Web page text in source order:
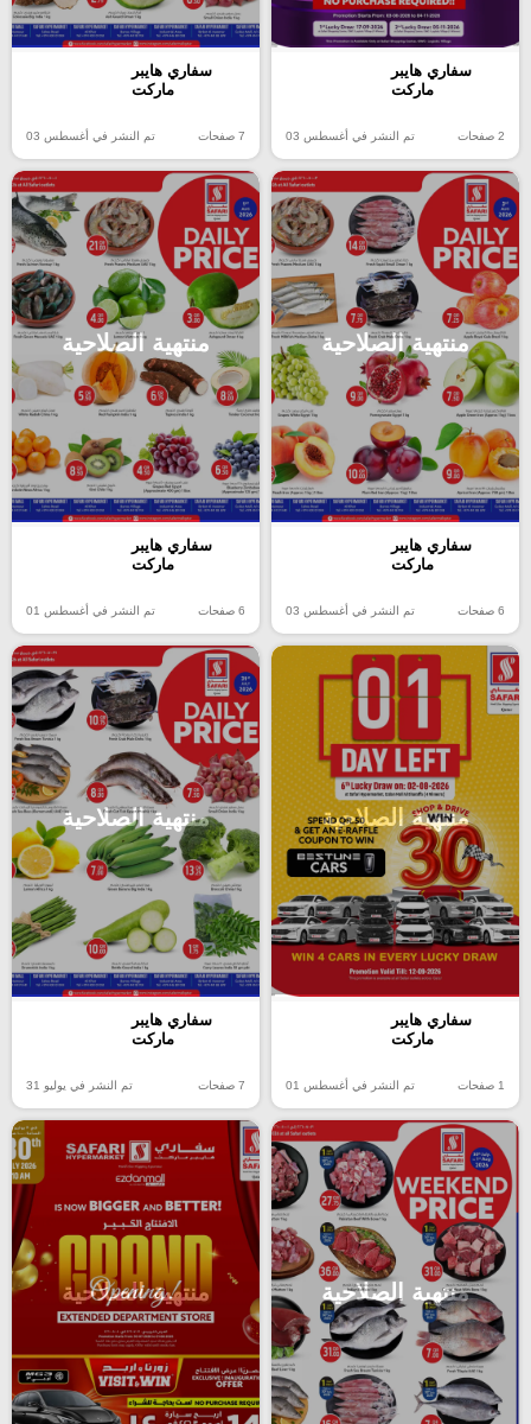
سفاري هايبر
ماركت
2 صفحات تم النشر في أغسطس 03
سفاري هايبر
ماركت
7 صفحات تم النشر في أغسطس 03
منتهية الصلاحية
سفاري هايبر
ماركت
6 صفحات تم النشر في أغسطس 03
منتهية الصلاحية
سفاري هايبر
ماركت
6 صفحات تم النشر في أغسطس 01
منتهية الصلاحية
سفاري هايبر
ماركت
1 صفحات تم النشر في أغسطس 01
منتهية الصلاحية
سفاري هايبر
ماركت
7 صفحات تم النشر في يوليو 31
منتهية الصلاحية منتهية الصلاحية